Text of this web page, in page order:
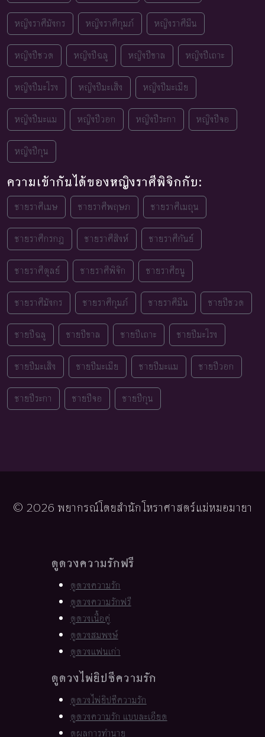
หญิงราศีมังกร หญิงราศีกุมภ์ หญิงราศีมีน
หญิงปีชวด หญิงปีฉลู หญิงปีขาล หญิงปีเถาะ
หญิงปีมะโรง หญิงปีมะเส็ง หญิงปีมะเมีย
หญิงปีมะแม หญิงปีวอก หญิงปีระกา หญิงปีจอ
หญิงปีกุน
ความเข้ากันได้ของหญิงราศีพิจิกกับ:
ชายราศีเมษ ชายราศีพฤษภ ชายราศีเมถุน
ชายราศีกรกฎ ชายราศีสิงห์ ชายราศีกันย์
ชายราศีตุลย์ ชายราศีพิจิก ชายราศีธนู
ชายราศีมังกร ชายราศีกุมภ์ ชายราศีมีน ชายปีชวด
ชายปีฉลู ชายปีขาล ชายปีเถาะ ชายปีมะโรง
ชายปีมะเส็ง ชายปีมะเมีย ชายปีมะแม ชายปีวอก
ชายปีระกา ชายปีจอ ชายปีกุน
© 2026 พยากรณ์โดยสำนักโหราศาสตร์แม่หมอมายา
ดูดวงความรักฟรี
ดูดวงความรัก
ดูดวงความรักฟรี
ดูดวงเนื้อคู่
ดูดวงสมพงษ์
ดูดวงแฟนเก่า
ดูดวงไพ่ยิปซีความรัก
ดูดวงไพ่ยิปซีความรัก
ดูดวงความรัก แบบละเอียด
ดูผลการทำนาย